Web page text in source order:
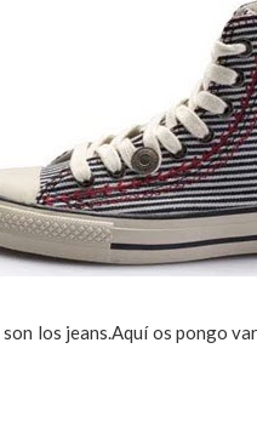
son los jeans.Aquí os pongo